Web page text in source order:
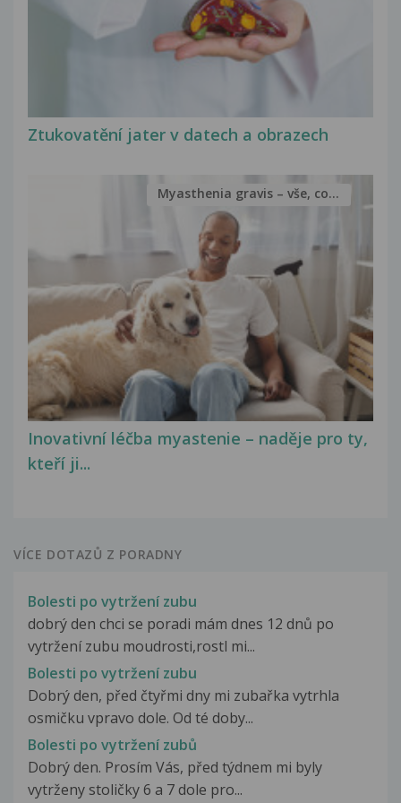
Ztukovatění jater v datech a obrazech
Inovativní léčba myastenie – naděje pro ty,
kteří ji...
Myasthenia gravis – vše, co...
VÍCE DOTAZŮ Z PORADNY
Bolesti po vytržení zubu
dobrý den chci se poradi mám dnes 12 dnů po
vytržení zubu moudrosti,rostl mi...
Bolesti po vytržení zubu
Dobrý den, před čtyřmi dny mi zubařka vytrhla
osmičku vpravo dole. Od té doby...
Bolesti po vytržení zubů
Dobrý den. Prosím Vás, před týdnem mi byly
vytrženy stoličky 6 a 7 dole pro...